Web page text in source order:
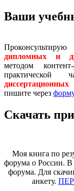
Ваши
дипломных и
методом
практической
пишите через
Скачать
Моя книга по
форума о России.
форума. Для
анкету.